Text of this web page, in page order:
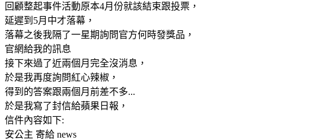
回顧整起事件活動原本4月份就該結束跟投票，
延遲到5月中才落幕，
落幕之後我隔了一星期詢問官方何時發獎品，
官網給我的訊息
接下來過了近兩個月完全沒消息，
於是我再度詢問紅心辣椒，
得到的答案跟兩個月前差不多...
於是我寫了封信給蘋果日報，
信件內容如下:
安公主 寄給 news